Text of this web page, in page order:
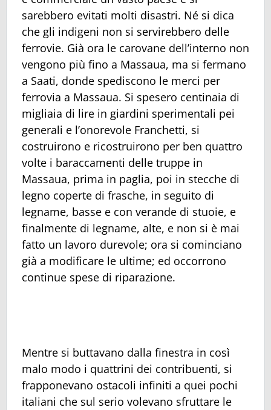
sarebbero evitati molti disastri. Né si dica
che gli indigeni non si servirebbero delle
ferrovie. Già ora le carovane dell’interno non
vengono più fino a Massaua, ma si fermano
a Saati, donde spediscono le merci per
ferrovia a Massaua. Si spesero centinaia di
migliaia di lire in giardini sperimentali pei
generali e l’onorevole Franchetti, si
costruirono e ricostruirono per ben quattro
volte i baraccamenti delle truppe in
Massaua, prima in paglia, poi in stecche di
legno coperte di frasche, in seguito di
legname, basse e con verande di stuoie, e
finalmente di legname, alte, e non si è mai
fatto un lavoro durevole; ora si cominciano
già a modificare le ultime; ed occorrono
continue spese di riparazione.
Mentre si buttavano dalla finestra in così
malo modo i quattrini dei contribuenti, si
frapponevano ostacoli infiniti a quei pochi
italiani che sul serio volevano sfruttare le